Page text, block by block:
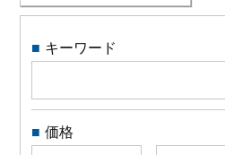
特定商取引法に関する表示
キーワード
価格